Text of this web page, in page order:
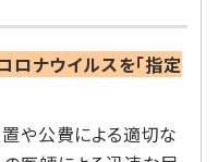
ナウイルスを「指定
や公費による適切な